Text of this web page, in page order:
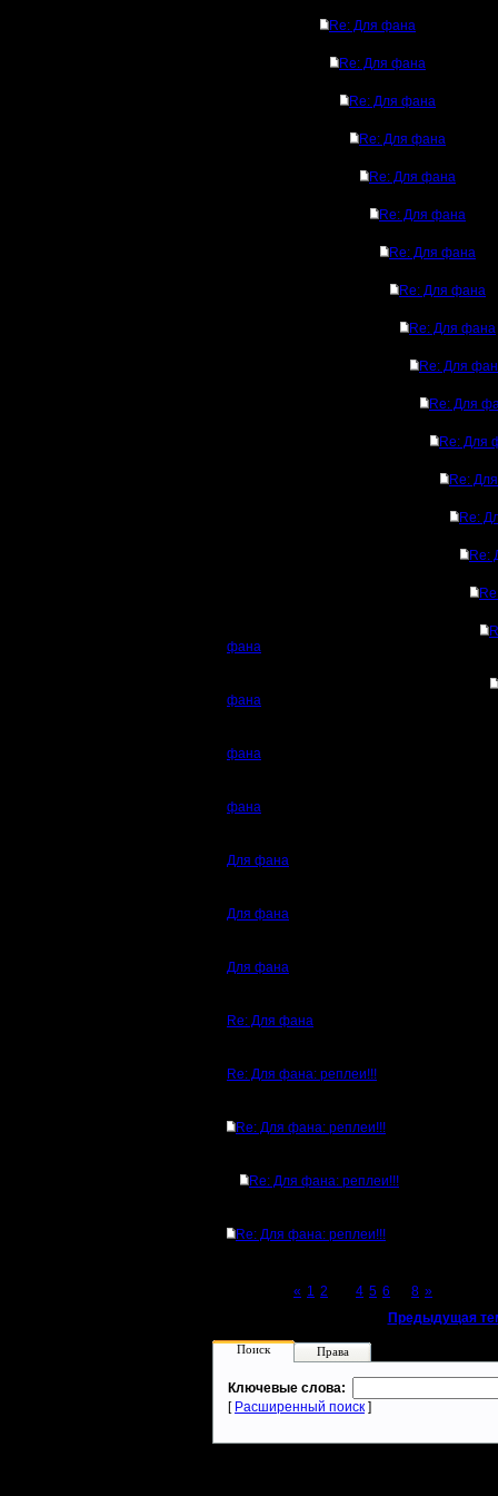
Re: Для фана
Re: Для фана
Re: Для фана
Re: Для фана
Re: Для фана
Re: Для фана
Re: Для фана
Re: Для фана
Re: Для фана
Re: Для
Re: Для
Re: Для
Re:
Re:
Re:
фана
фана
фана
фана
Для фана
Для фана
Для фана
Re: Для фана
Re: Для фана: реплеи!!!
Re: Для фана: реплеи!!!
Re: Для фана: реплеи!!!
Re: Для фана: реплеи!!!
« 1 2 4 5 6 8 »
Предыдущая
Поиск Права
Ключевые слова:
[ Расширенный поиск ]